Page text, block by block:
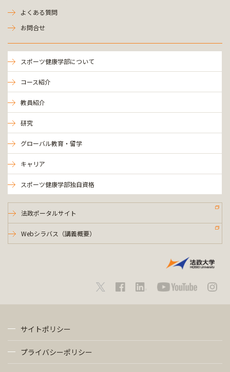
よくある質問
お問合せ
スポーツ健康学部について
コース紹介
教員紹介
研究
グローバル教育・留学
キャリア
スポーツ健康学部独自資格
法政ポータルサイト
Webシラバス（講義概要）
サイトポリシー
プライバシーポリシー